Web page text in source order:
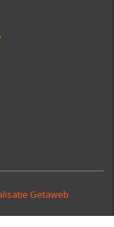
Getaweb